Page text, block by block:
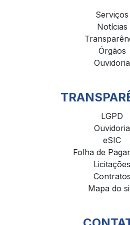
Serviços
Notícias
Órgãos
Ouvidoria
LGPD
Ouvidoria
eSIC
Folha de
Licitações
Contratos
Mapa do